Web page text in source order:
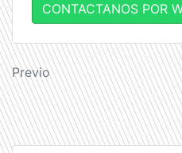
CONTACTANOS POR
Navegación
de
entradas
Previo